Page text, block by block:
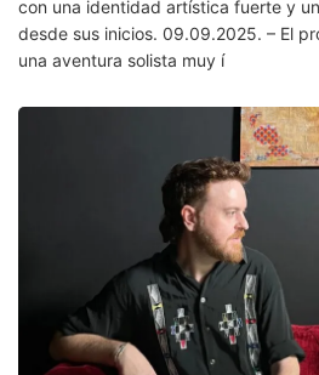
con una identidad artística fuerte y
desde sus inicios. 09.09.2025. – El
una aventura solista muy í